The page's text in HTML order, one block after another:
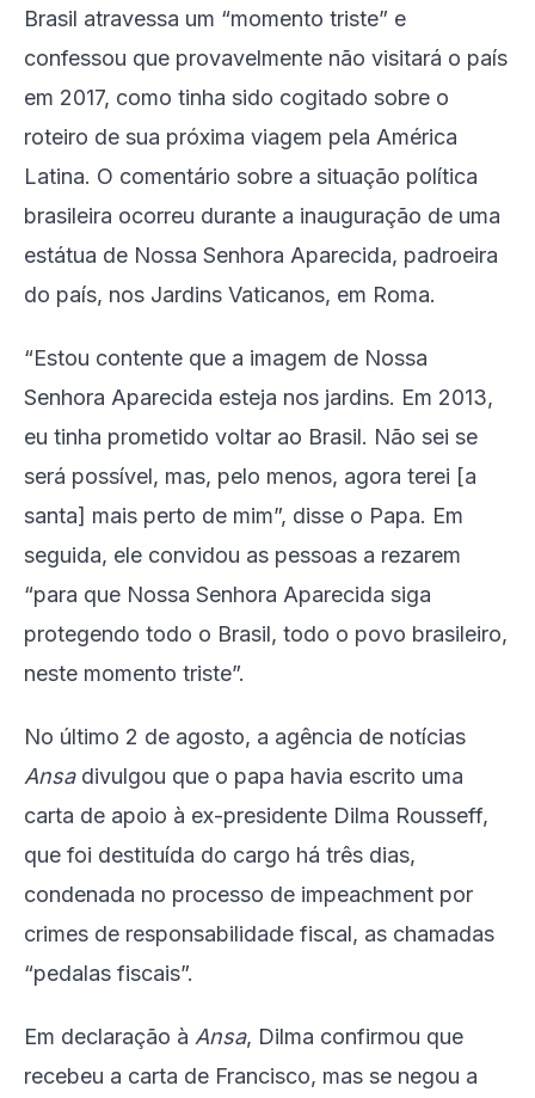
Brasil atravessa um “momento triste” e
confessou que provavelmente não visitará o país
em 2017, como tinha sido cogitado sobre o
roteiro de sua próxima viagem pela América
Latina. O comentário sobre a situação política
brasileira ocorreu durante a inauguração de uma
estátua de Nossa Senhora Aparecida, padroeira
do país, nos Jardins Vaticanos, em Roma.
“Estou contente que a imagem de Nossa
Senhora Aparecida esteja nos jardins. Em 2013,
eu tinha prometido voltar ao Brasil. Não sei se
será possível, mas, pelo menos, agora terei [a
santa] mais perto de mim”, disse o Papa. Em
seguida, ele convidou as pessoas a rezarem
“para que Nossa Senhora Aparecida siga
protegendo todo o Brasil, todo o povo brasileiro,
neste momento triste”.
No último 2 de agosto, a agência de notícias
Ansadivulgou que o papa havia escrito uma
carta de apoio à ex-presidente Dilma Rousseff,
que foi destituída do cargo há três dias,
condenada no processo de impeachment por
crimes de responsabilidade fiscal, as chamadas
“pedalas fiscais”.
Em declaração à Ansa, Dilma confirmou que
recebeu a carta de Francisco, mas se negou a